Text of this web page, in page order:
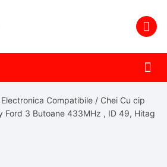
Compatibile / Chei Cu cip
Ford 3 Butoane 433MHz , ID 49, Hitag